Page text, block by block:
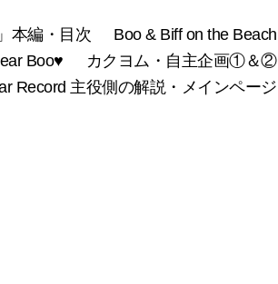
本編・目次
Boo & Biff on the Beach
Boo♥
カクヨム・自主企画①＆②
Record 主役側の解説・メインページ